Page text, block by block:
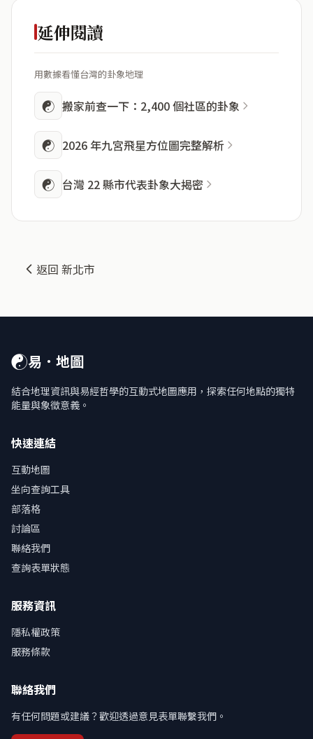
延伸閱讀
用數據看懂台灣的卦象地理
☯ 搬家前查一下：2,400 個社區的卦象
☯ 2026 年九宮飛星方位圖完整解析
☯ 台灣 22 縣市代表卦象大揭密
返回 新北市
☯易．地圖
結合地理資訊與易經哲學的互動式地圖應用，探索任何地點的獨特
能量與象徵意義。
快速連結
互動地圖
坐向查詢工具
部落格
討論區
聯絡我們
查詢表單狀態
服務資訊
隱私權政策
服務條款
聯絡我們
有任何問題或建議？歡迎透過意見表單聯繫我們。